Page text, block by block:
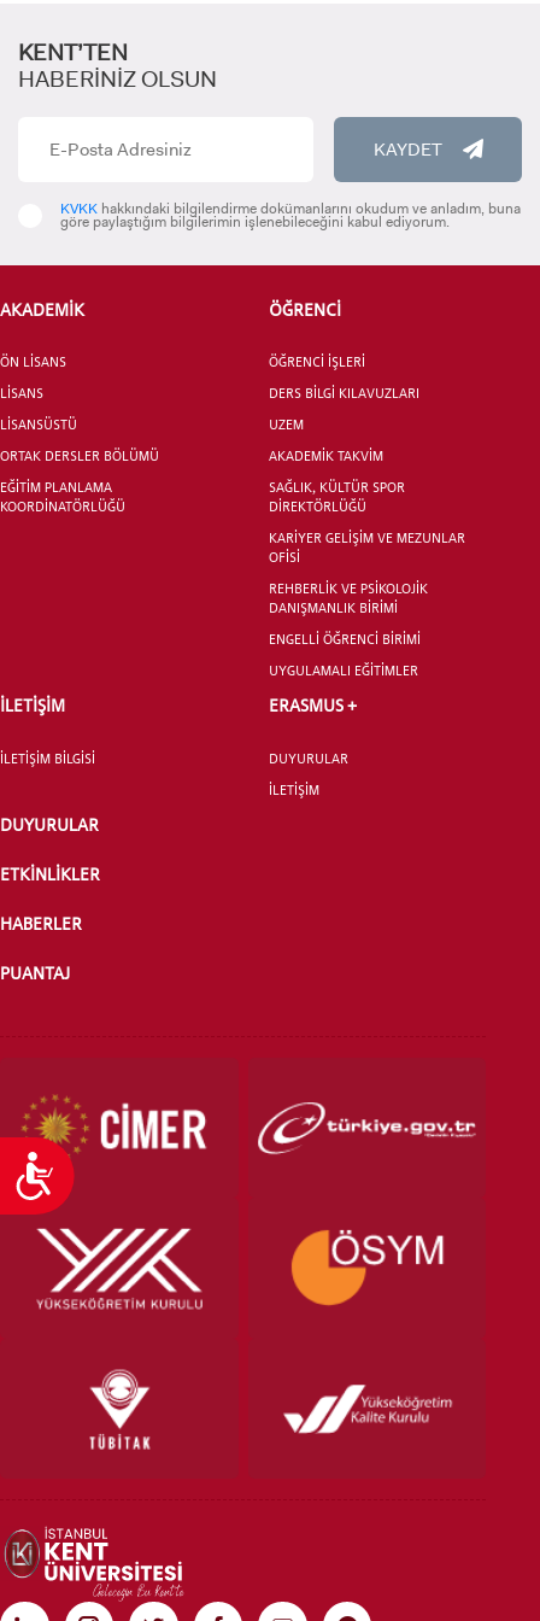
Ulaşılabilirlik
ADAY ÖĞRENCİ
LİSANSÜSTÜ EĞİTİM ENSTİTÜSÜ
KENT’TEN
HABERİNİZ OLSUN
KAYDET
KVKK hakkındaki bilgilendirme dokümanlarını okudum ve anladım, buna
göre paylaştığım bilgilerimin işlenebileceğini kabul ediyorum.
AKADEMİK
ÖN LİSANS
LİSANS
LİSANSÜSTÜ
ORTAK DERSLER BÖLÜMÜ
EĞİTİM PLANLAMA
KOORDİNATÖRLÜĞÜ
ÖĞRENCİ
ÖĞRENCİ İŞLERİ
DERS BİLGİ KILAVUZLARI
UZEM
AKADEMİK TAKVİM
SAĞLIK, KÜLTÜR SPOR
DİREKTÖRLÜĞÜ
KARİYER GELİŞİM VE MEZUNLAR
OFİSİ
REHBERLİK VE PSİKOLOJİK
DANIŞMANLIK BİRİMİ
ENGELLİ ÖĞRENCİ BİRİMİ
UYGULAMALI EĞİTİMLER
İLETİŞİM
İLETİŞİM BİLGİSİ
ERASMUS +
DUYURULAR
İLETİŞİM
DUYURULAR
ETKİNLİKLER
HABERLER
PUANTAJ